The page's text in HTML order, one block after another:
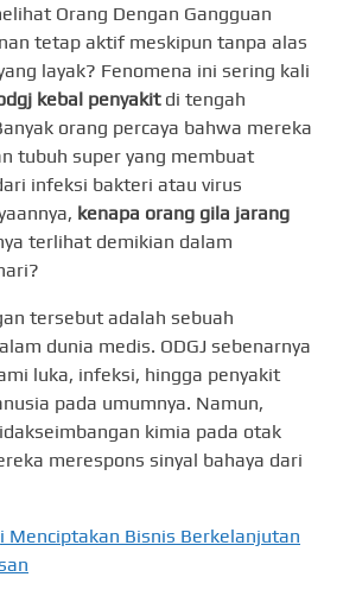
Orang Dengan Gangguan
tetap aktif meskipun tanpa alas
layak? Fenomena ini sering kali
kebal penyakitdi tengah
orang percaya bahwa mereka
tubuh super yang membuat
infeksi bakteri atau virus
kenapa orang gila jarang
terlihat demikian dalam
tersebut adalah sebuah
dunia medis. ODGJ sebenarnya
luka, infeksi, hingga penyakit
pada umumnya. Namun,
kimia pada otak
merespons sinyal bahaya dari
Menciptakan Bisnis Berkelanjutan